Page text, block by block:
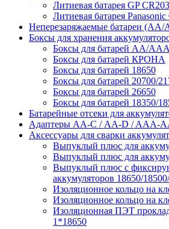
Литиевая батарея GP
Литиевая батарея
Неперезаряжаемые батареи
Боксы для хранения
Боксы для батарей АА/ААА
Боксы для батарей КРОНА
Боксы для батарей 18650
Боксы для батарей 20700/
Боксы для батарей 26650
Боксы для батарей 18350/
Батарейные отсеки для
Адаптеры АА-С / АА-D / AAA-
Аксессуары для сварки
Выпуклый плюс для
Выпуклый плюс для
Выпуклый плюс с
аккумуляторов 18650/
Изоляционное кольцо на
Изоляционное кольцо на
Изоляционная ПЭТ
1*18650